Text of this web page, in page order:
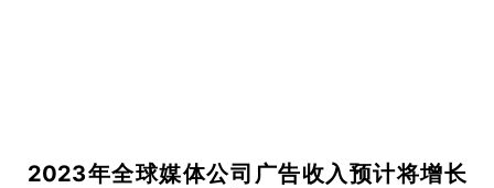
2023年全球媒体公司广告收入预计将增长